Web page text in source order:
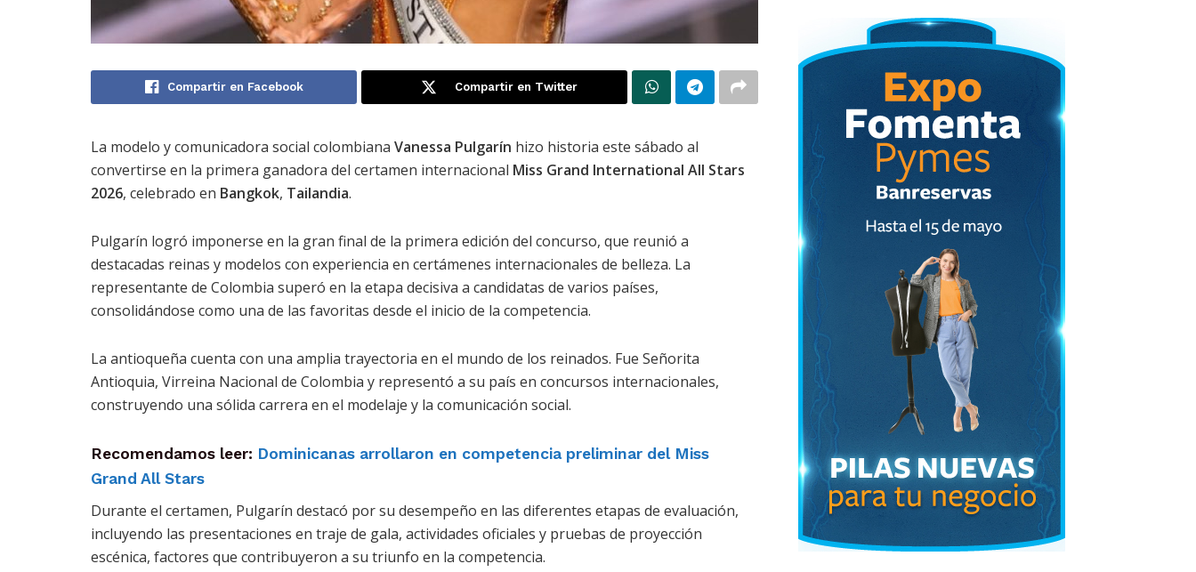
Compartir en Facebook Compartir en Twitter
La modelo y comunicadora social colombiana Vanessa Pulgarín hizo historia este sábado al
convertirse en la primera ganadora del certamen internacional Miss Grand International All Stars
2026, celebrado en Bangkok, Tailandia.
Pulgarín logró imponerse en la gran final de la primera edición del concurso, que reunió a
destacadas reinas y modelos con experiencia en certámenes internacionales de belleza. La
representante de Colombia superó en la etapa decisiva a candidatas de varios países,
consolidándose como una de las favoritas desde el inicio de la competencia.
La antioqueña cuenta con una amplia trayectoria en el mundo de los reinados. Fue Señorita
Antioquia, Virreina Nacional de Colombia y representó a su país en concursos internacionales,
construyendo una sólida carrera en el modelaje y la comunicación social.
Recomendamos leer: Dominicanas arrollaron en competencia preliminar del Miss
Grand All Stars
Durante el certamen, Pulgarín destacó por su desempeño en las diferentes etapas de evaluación,
incluyendo las presentaciones en traje de gala, actividades oficiales y pruebas de proyección
escénica, factores que contribuyeron a su triunfo en la competencia.